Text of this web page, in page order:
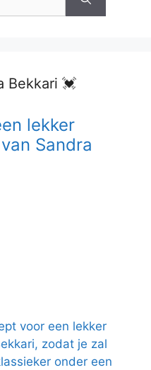
Bekkari 💓
lekker
Sandra
voor een lekker
zodat je zal
onder een